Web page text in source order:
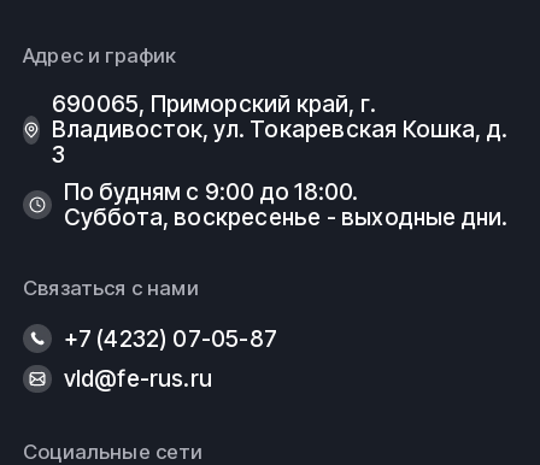
Адрес и график
690065, Приморский край, г.
Владивосток, ул. Токаревская Кошка, д.
3
По будням с 9:00 до 18:00.
Суббота, воскресенье - выходные дни.
Связаться с нами
+7 (4232) 07-05-87
vld@fe-rus.ru
Социальные сети